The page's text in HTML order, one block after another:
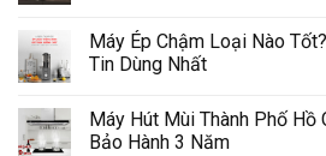
Máy Ép Chậm Loại Nào
Tin Dùng Nhất
Máy Hút Mùi Thành Phố Hồ
Bảo Hành 3 Năm